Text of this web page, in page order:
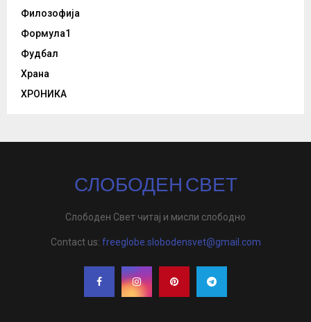
Филозофија
Формула1
Фудбал
Храна
ХРОНИКА
СЛОБОДЕН СВЕТ
Слободен Свет читај и мисли слободно
Contact us: freeglobe.slobodensvet@gmail.com